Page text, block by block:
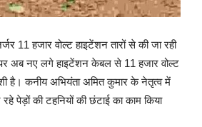
11 हजार वोल्ट हाइटेंशन तारों से की जा रही
पर अब नए लगे हाइटेंशन केबल से 11 हजार वोल्ट
है। कनीय अभियंता अमित कुमार के नेतृत्व में
पेड़ों की टहनियों की छंटाई का काम किया